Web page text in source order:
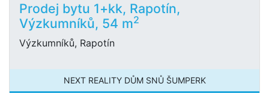
Prodej bytu 1+kk, Rapotín,
Výzkumníků, 54 m2
Výzkumníků, Rapotín
NEXT REALITY DŮM SNŮ ŠUMPERK